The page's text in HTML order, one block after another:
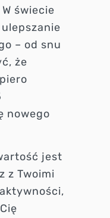
świecie
– od snu
że
nowego
jest
z Twoimi